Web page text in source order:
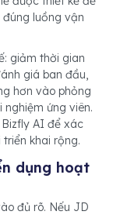
luồng vận
giảm thời gian
giá ban đầu,
hơn vào phỏng
ứng viên.
AI để xác
khai rộng.
dụng hoạt
đủ rõ. Nếu JD